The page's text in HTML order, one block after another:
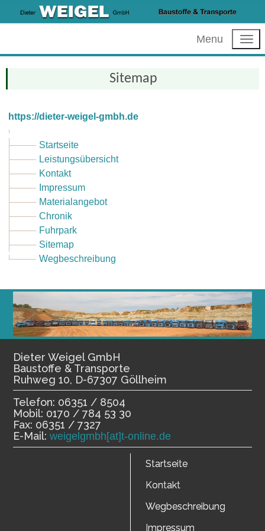
Menu
Sitemap
https://dieter-weigel-gmbh.de
Startseite
Leistungsübersicht
Kontakt
Impressum
Materialangebot
Chronik
Fuhrpark
Sitemap
Wegbeschreibung
Dieter Weigel GmbH
Baustoffe & Transporte
Ruhweg 10, D-67307 Göllheim
Telefon: 06351 / 8504
Mobil: 0170 / 784 53 30
Fax: 06351 / 7327
E-Mail:weigelgmbh[at]t-online.de
Startseite
Kontakt
Wegbeschreibung
Impressum